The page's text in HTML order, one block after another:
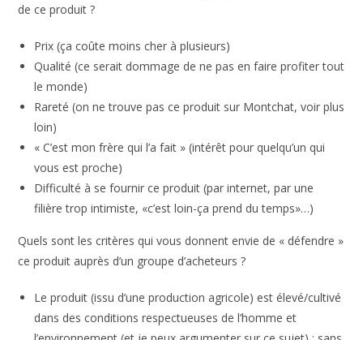
de ce produit ?
Prix (ça coûte moins cher à plusieurs)
Qualité (ce serait dommage de ne pas en faire profiter tout
le monde)
Rareté (on ne trouve pas ce produit sur Montchat, voir plus
loin)
« C’est mon frère qui l’a fait » (intérêt pour quelqu’un qui
vous est proche)
Difficulté à se fournir ce produit (par internet, par une
filière trop intimiste, «c’est loin-ça prend du temps»…)
Quels sont les critères qui vous donnent envie de « défendre »
ce produit auprès d’un groupe d’acheteurs ?
Le produit (issu d’une production agricole) est élevé/cultivé
dans des conditions respectueuses de l’homme et